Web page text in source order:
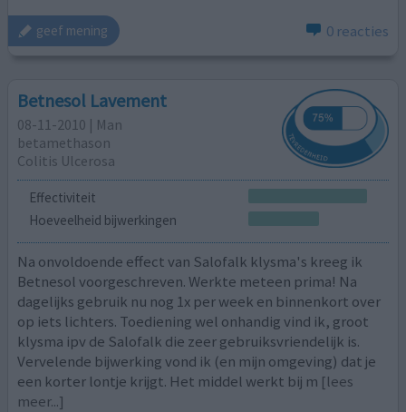
geef mening 0 reacties
Betnesol Lavement
08-11-2010 | Man
betamethason
Colitis Ulcerosa
Effectiviteit
Hoeveelheid bijwerkingen
Na onvoldoende effect van Salofalk klysma's kreeg ik
Betnesol voorgeschreven. Werkte meteen prima! Na
dagelijks gebruik nu nog 1x per week en binnenkort over
op iets lichters. Toediening wel onhandig vind ik, groot
klysma ipv de Salofalk die zeer gebruiksvriendelijk is.
Vervelende bijwerking vond ik (en mijn omgeving) dat je
een korter lontje krijgt. Het middel werkt bij m [lees
meer...]